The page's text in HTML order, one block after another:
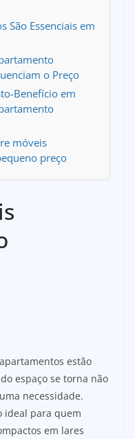
São Essenciais em
o Preço
Benefício em
móveis
preço
estão
espaço se torna não
necessidade.
ideal para quem
em lares